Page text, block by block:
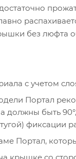
достаточно
без люфта
с учетом
Портал
должны быть
фиксации
Портал,